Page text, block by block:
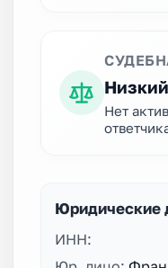
Нет
Юридические
ИНН: